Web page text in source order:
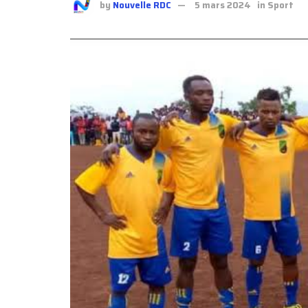
by Nouvelle RDC 5 mars 2024 in Sport